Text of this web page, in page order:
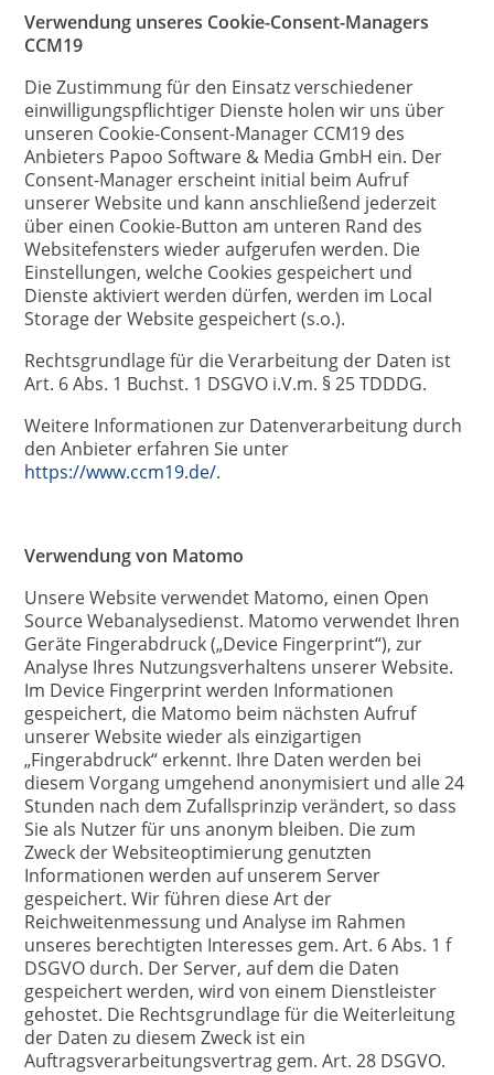
Verwendung unseres Cookie-Consent-Managers
CCM19
Die Zustimmung für den Einsatz verschiedener
einwilligungspflichtiger Dienste holen wir uns über
unseren Cookie-Consent-Manager CCM19 des
Anbieters Papoo Software & Media GmbH ein. Der
Consent-Manager erscheint initial beim Aufruf
unserer Website und kann anschließend jederzeit
über einen Cookie-Button am unteren Rand des
Websitefensters wieder aufgerufen werden. Die
Einstellungen, welche Cookies gespeichert und
Dienste aktiviert werden dürfen, werden im Local
Storage der Website gespeichert (s.o.).
Rechtsgrundlage für die Verarbeitung der Daten ist
Art. 6 Abs. 1 Buchst. 1 DSGVO i.V.m. § 25 TDDDG.
Weitere Informationen zur Datenverarbeitung durch
den Anbieter erfahren Sie unter
https://www.ccm19.de/.
Verwendung von Matomo
Unsere Website verwendet Matomo, einen Open
Source Webanalysedienst. Matomo verwendet Ihren
Geräte Fingerabdruck („Device Fingerprint“), zur
Analyse Ihres Nutzungsverhaltens unserer Website.
Im Device Fingerprint werden Informationen
gespeichert, die Matomo beim nächsten Aufruf
unserer Website wieder als einzigartigen
„Fingerabdruck“ erkennt. Ihre Daten werden bei
diesem Vorgang umgehend anonymisiert und alle 24
Stunden nach dem Zufallsprinzip verändert, so dass
Sie als Nutzer für uns anonym bleiben. Die zum
Zweck der Websiteoptimierung genutzten
Informationen werden auf unserem Server
gespeichert. Wir führen diese Art der
Reichweitenmessung und Analyse im Rahmen
unseres berechtigten Interesses gem. Art. 6 Abs. 1 f
DSGVO durch. Der Server, auf dem die Daten
gespeichert werden, wird von einem Dienstleister
gehostet. Die Rechtsgrundlage für die Weiterleitung
der Daten zu diesem Zweck ist ein
Auftragsverarbeitungsvertrag gem. Art. 28 DSGVO.